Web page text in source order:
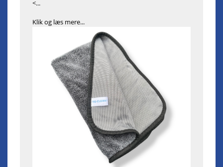
<...
Klik og læs mere...